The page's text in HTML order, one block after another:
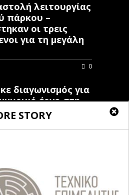
STORY
λειτουργίας
πάρκου –
οι τρεις
για τη μεγάλη
0
διαγωνισμός για
έργο στη
0